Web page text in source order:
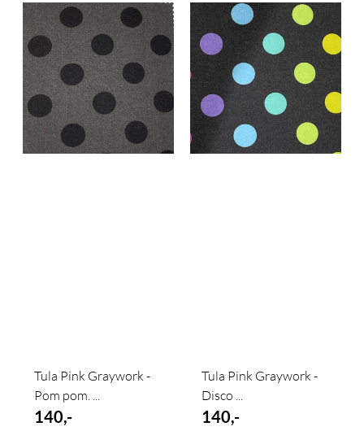
Tula Pink Graywork -
Pom pom. ...
140,-
Tula Pink Graywork -
Disco ...
140,-